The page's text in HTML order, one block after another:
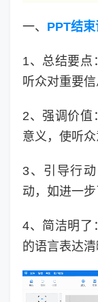
一、 PPT结束
1、总结要点
听众对重要信
2、强调价值
意义，使听众
3、引导行
动，如进一
4、简洁明了
的语言表达清